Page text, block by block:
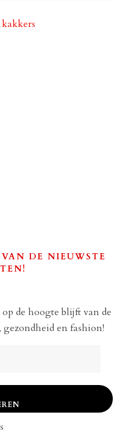
DE NIEUWSTE
de hoogte blijft van de
en fashion!